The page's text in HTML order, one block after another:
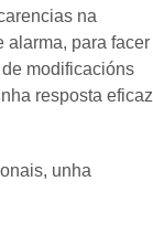
na
alarma, para facer
modificacións
resposta eficaz
unha